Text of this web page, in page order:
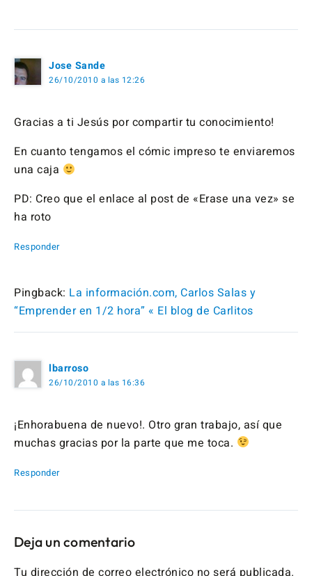
Jose Sande
26/10/2010 a las 12:26
Gracias a ti Jesús por compartir tu conocimiento!
En cuanto tengamos el cómic impreso te enviaremos
una caja
PD: Creo que el enlace al post de «Erase una vez» se
ha roto
Responder
Pingback: La información.com, Carlos Salas y
“Emprender en 1/2 hora” « El blog de Carlitos
lbarroso
26/10/2010 a las 16:36
¡Enhorabuena de nuevo!. Otro gran trabajo, así que
muchas gracias por la parte que me toca.
Responder
Deja un comentario
Tu dirección de correo electrónico no será publicada.